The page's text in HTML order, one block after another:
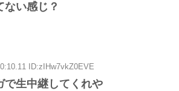
ない感じ？
ID:zIHw7vkZ0EVE
で生中継してくれや